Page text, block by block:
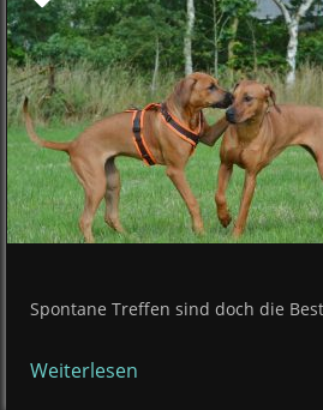
Spontane Treffen sind doch die
Weiterlesen